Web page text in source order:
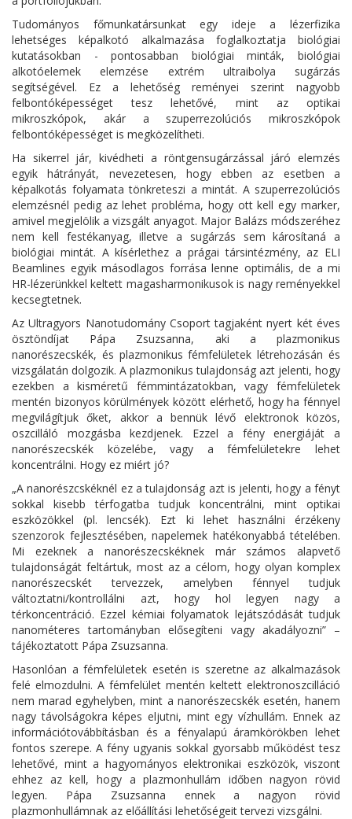
Tudományos főmunkatársunkat egy ideje a lézerfizika
lehetséges képalkotó alkalmazása foglalkoztatja biológiai
kutatásokban - pontosabban biológiai minták, biológiai
alkotóelemek elemzése extrém ultraibolya sugárzás
segítségével. Ez a lehetőség reményei szerint nagyobb
felbontóképességet tesz lehetővé, mint az optikai
mikroszkópok, akár a szuperrezolúciós mikroszkópok
felbontóképességet is megközelítheti.
Ha sikerrel jár, kivédheti a röntgensugárzással járó elemzés
egyik hátrányát, nevezetesen, hogy ebben az esetben a
képalkotás folyamata tönkreteszi a mintát. A szuperrezolúciós
elemzésnél pedig az lehet probléma, hogy ott kell egy marker,
amivel megjelölik a vizsgált anyagot. Major Balázs módszeréhez
nem kell festékanyag, illetve a sugárzás sem károsítaná a
biológiai mintát. A kísérlethez a prágai társintézmény, az ELI
Beamlines egyik másodlagos forrása lenne optimális, de a mi
HR-lézerünkkel keltett magasharmonikusok is nagy reményekkel
kecsegtetnek.
Az Ultragyors Nanotudomány Csoport tagjaként nyert két éves
ösztöndíjat Pápa Zsuzsanna, aki a plazmonikus
nanorészecskék, és plazmonikus fémfelületek létrehozásán és
vizsgálatán dolgozik. A plazmonikus tulajdonság azt jelenti, hogy
ezekben a kisméretű fémmintázatokban, vagy fémfelületek
mentén bizonyos körülmények között elérhető, hogy ha fénnyel
megvilágítjuk őket, akkor a bennük lévő elektronok közös,
oszcilláló mozgásba kezdjenek. Ezzel a fény energiáját a
nanorészecskék közelébe, vagy a fémfelületekre lehet
koncentrálni. Hogy ez miért jó?
„A nanorészcskéknél ez a tulajdonság azt is jelenti, hogy a fényt
sokkal kisebb térfogatba tudjuk koncentrálni, mint optikai
eszközökkel (pl. lencsék). Ezt ki lehet használni érzékeny
szenzorok fejlesztésében, napelemek hatékonyabbá tételében.
Mi ezeknek a nanorészecskéknek már számos alapvető
tulajdonságát feltártuk, most az a célom, hogy olyan komplex
nanorészecskét tervezzek, amelyben fénnyel tudjuk
változtatni/kontrollálni azt, hogy hol legyen nagy a
térkoncentráció. Ezzel kémiai folyamatok lejátszódását tudjuk
nanométeres tartományban elősegíteni vagy akadályozni” –
tájékoztatott Pápa Zsuzsanna.
Hasonlóan a fémfelületek esetén is szeretne az alkalmazások
felé elmozdulni. A fémfelület mentén keltett elektronoszcilláció
nem marad egyhelyben, mint a nanorészecskék esetén, hanem
nagy távolságokra képes eljutni, mint egy vízhullám. Ennek az
információtovábbításban és a fényalapú áramkörökben lehet
fontos szerepe. A fény ugyanis sokkal gyorsabb működést tesz
lehetővé, mint a hagyományos elektronikai eszközök, viszont
ehhez az kell, hogy a plazmonhullám időben nagyon rövid
legyen. Pápa Zsuzsanna ennek a nagyon rövid
plazmonhullámnak az előállítási lehetőségeit tervezi vizsgálni.